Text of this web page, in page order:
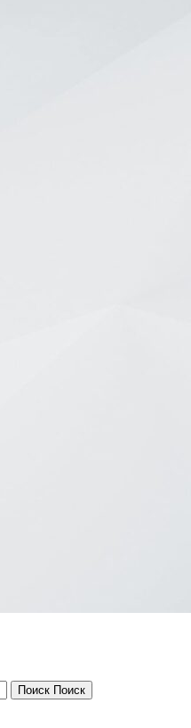
Поиск Поиск